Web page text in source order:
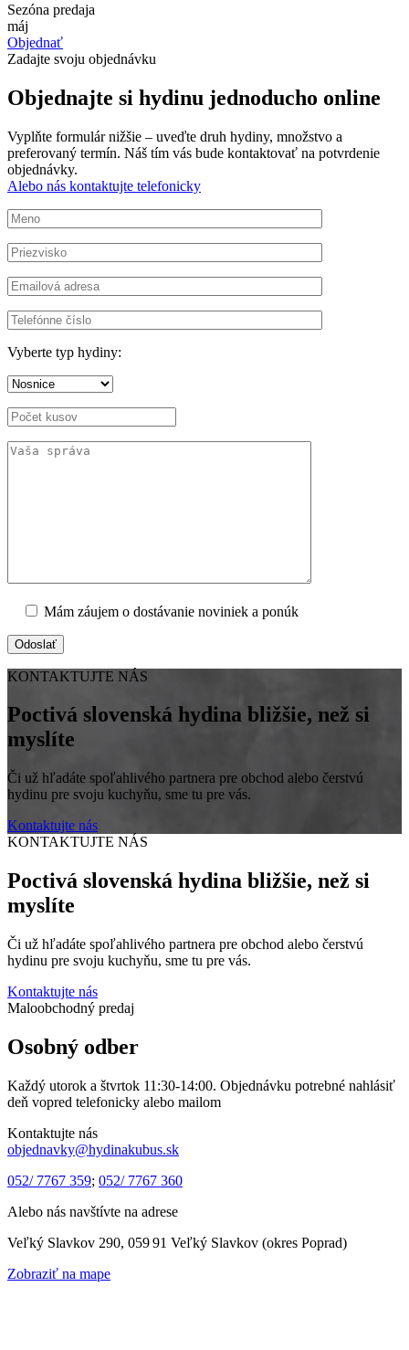
Sezóna predaja
máj
Objednať
Zadajte svoju objednávku
Objednajte si hydinu jednoducho online
Vyplňte formulár nižšie – uveďte druh hydiny, množstvo a
preferovaný termín. Náš tím vás bude kontaktovať na potvrdenie
objednávky.
Alebo nás kontaktujte telefonicky
Vyberte typ hydiny:
Mám záujem o dostávanie noviniek a ponúk
KONTAKTUJTE NÁS
Poctivá slovenská hydina bližšie, než si
myslíte
Či už hľadáte spoľahlivého partnera pre obchod alebo čerstvú
hydinu pre svoju kuchyňu, sme tu pre vás.
Kontaktujte nás
KONTAKTUJTE NÁS
Poctivá slovenská hydina bližšie, než si
myslíte
Či už hľadáte spoľahlivého partnera pre obchod alebo čerstvú
hydinu pre svoju kuchyňu, sme tu pre vás.
Kontaktujte nás
Maloobchodný predaj
Osobný odber
Každý utorok a štvrtok 11:30-14:00. Objednávku potrebné nahlásiť
deň vopred telefonicky alebo mailom
Kontaktujte nás
objednavky@hydinakubus.sk
052/ 7767 359; 052/ 7767 360
Alebo nás navštívte na adrese
Veľký Slavkov 290, 059 91 Veľký Slavkov (okres Poprad)
Zobraziť na mape